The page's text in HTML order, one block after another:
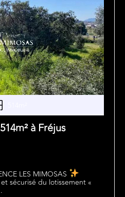
à Fréjus
LES MIMOSAS
sécurisé du lotissement «